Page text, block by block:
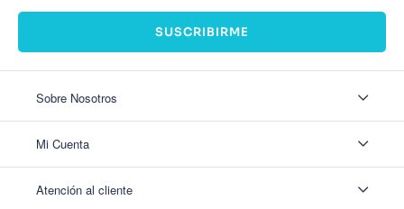
SUSCRIBIRME
Sobre Nosotros
Nuestas tiendas
Mi Cuenta
Ver mis Pedidos
Atención al cliente